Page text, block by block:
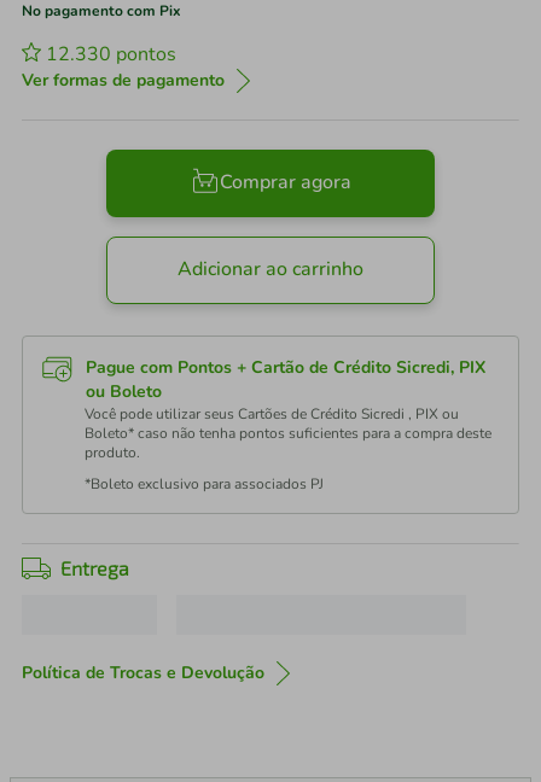
No pagamento com Pix
12.330 pontos
Ver formas de pagamento
Comprar agora
Adicionar ao carrinho
Pague com Pontos + Cartão de Crédito Sicredi, PIX
ou Boleto
Você pode utilizar seus Cartões de Crédito Sicredi , PIX ou
Boleto* caso não tenha pontos suficientes para a compra deste
produto.
*Boleto exclusivo para associados PJ
Entrega
Política de Trocas e Devolução